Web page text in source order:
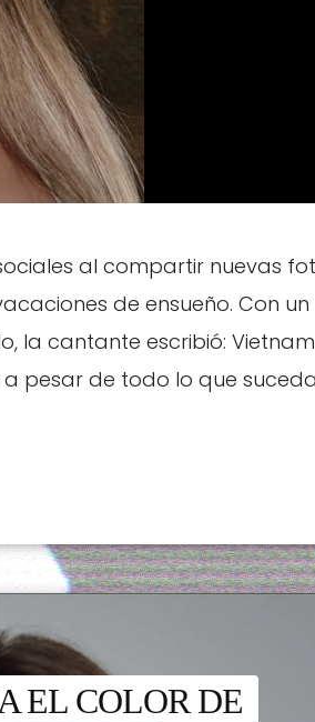
al compartir nuevas
de ensueño. Con un
la cantante escribió: Vietnam
pesar de todo lo que suceda
EL COLOR DE